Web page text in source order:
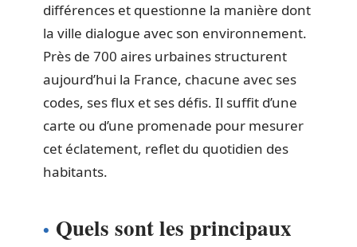
différences et questionne la manière dont
la ville dialogue avec son environnement.
Près de 700 aires urbaines structurent
aujourd’hui la France, chacune avec ses
codes, ses flux et ses défis. Il suffit d’une
carte ou d’une promenade pour mesurer
cet éclatement, reflet du quotidien des
habitants.
Quels sont les principaux